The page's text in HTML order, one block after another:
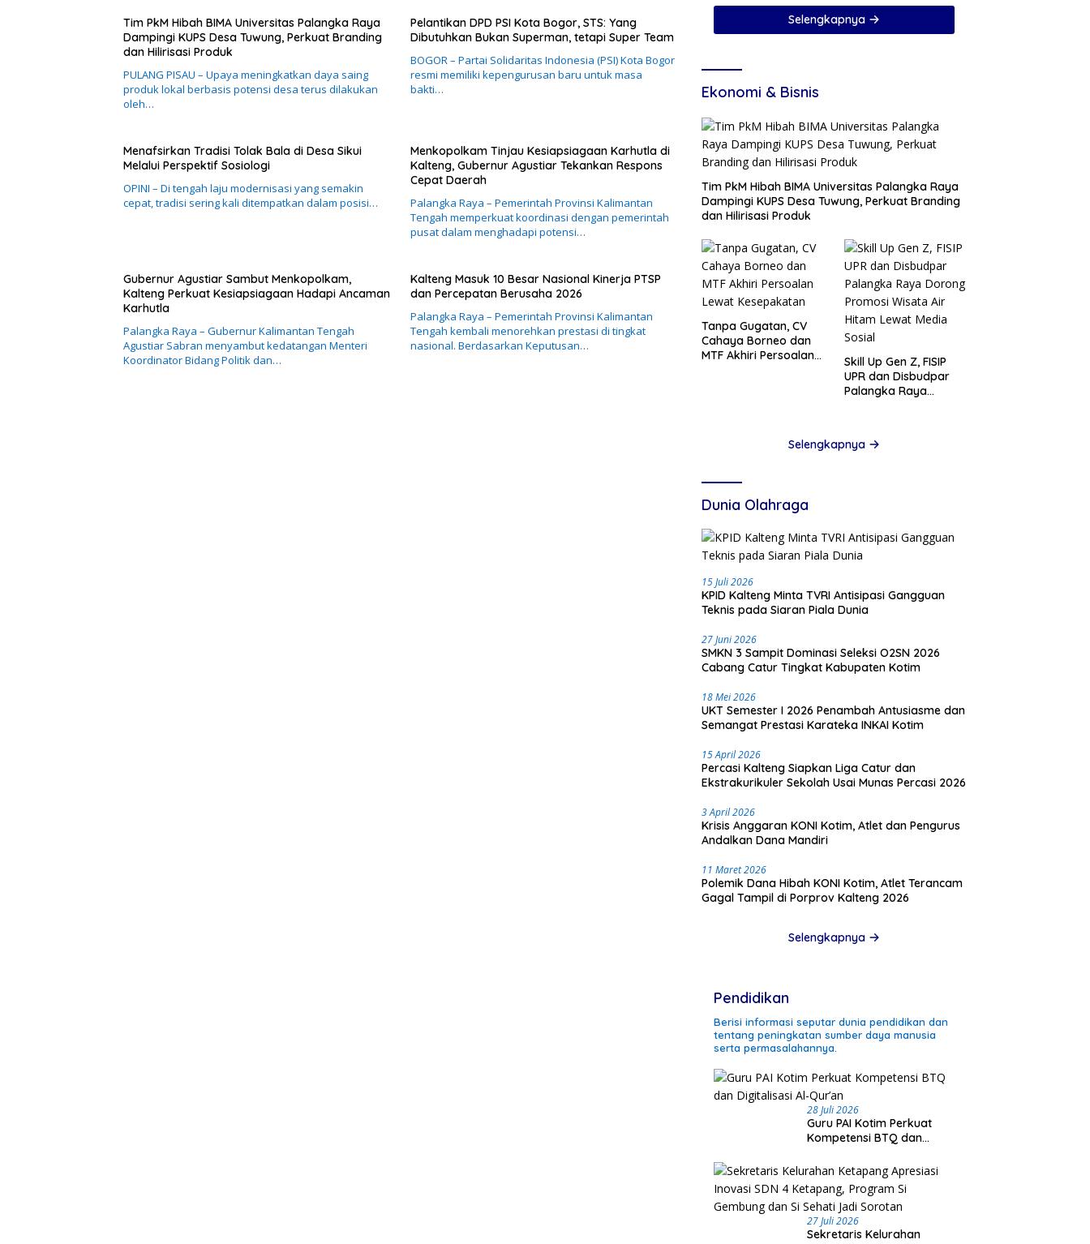
Tim PkM Hibah BIMA Universitas Palangka Raya
Dampingi KUPS Desa Tuwung, Perkuat Branding
dan Hilirisasi Produk
PULANG PISAU – Upaya meningkatkan daya saing
produk lokal berbasis potensi desa terus dilakukan
oleh…
Pelantikan DPD PSI Kota Bogor, STS: Yang
Dibutuhkan Bukan Superman, tetapi Super Team
BOGOR – Partai Solidaritas Indonesia (PSI) Kota Bogor
resmi memiliki kepengurusan baru untuk masa
bakti…
Menafsirkan Tradisi Tolak Bala di Desa Sikui
Melalui Perspektif Sosiologi
OPINI – Di tengah laju modernisasi yang semakin
cepat, tradisi sering kali ditempatkan dalam posisi…
Menkopolkam Tinjau Kesiapsiagaan Karhutla di
Kalteng, Gubernur Agustiar Tekankan Respons
Cepat Daerah
Palangka Raya – Pemerintah Provinsi Kalimantan
Tengah memperkuat koordinasi dengan pemerintah
pusat dalam menghadapi potensi…
Gubernur Agustiar Sambut Menkopolkam,
Kalteng Perkuat Kesiapsiagaan Hadapi Ancaman
Karhutla
Palangka Raya – Gubernur Kalimantan Tengah
Agustiar Sabran menyambut kedatangan Menteri
Koordinator Bidang Politik dan…
Kalteng Masuk 10 Besar Nasional Kinerja PTSP
dan Percepatan Berusaha 2026
Palangka Raya – Pemerintah Provinsi Kalimantan
Tengah kembali menorehkan prestasi di tingkat
nasional. Berdasarkan Keputusan…
Sudah Cabut SK
Selengkapnya
Ekonomi & Bisnis
Tim PkM Hibah BIMA Universitas Palangka Raya
Dampingi KUPS Desa Tuwung, Perkuat Branding
dan Hilirisasi Produk
Tanpa Gugatan, CV
Cahaya Borneo dan
MTF Akhiri Persoalan
Skill Up Gen Z, FISIP
UPR dan Disbudpar
Palangka Raya
Selengkapnya
Dunia Olahraga
15 Juli 2026
KPID Kalteng Minta TVRI Antisipasi Gangguan
Teknis pada Siaran Piala Dunia
27 Juni 2026
SMKN 3 Sampit Dominasi Seleksi O2SN 2026
Cabang Catur Tingkat Kabupaten Kotim
18 Mei 2026
UKT Semester I 2026 Penambah Antusiasme dan
Semangat Prestasi Karateka INKAI Kotim
15 April 2026
Percasi Kalteng Siapkan Liga Catur dan
Ekstrakurikuler Sekolah Usai Munas Percasi 2026
3 April 2026
Krisis Anggaran KONI Kotim, Atlet dan Pengurus
Andalkan Dana Mandiri
11 Maret 2026
Polemik Dana Hibah KONI Kotim, Atlet Terancam
Gagal Tampil di Porprov Kalteng 2026
Selengkapnya
Pendidikan
Berisi informasi seputar dunia pendidikan dan
tentang peningkatan sumber daya manusia
serta permasalahannya.
28 Juli 2026
Guru PAI Kotim Perkuat
Kompetensi BTQ dan
27 Juli 2026
Sekretaris Kelurahan